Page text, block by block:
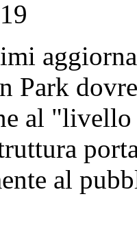
Park
al "livello
al